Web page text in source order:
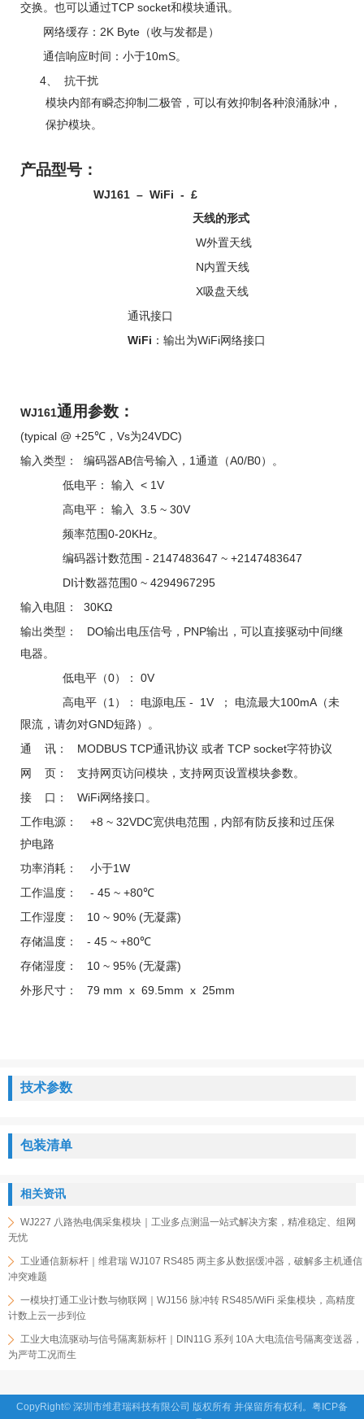
交换。也可以通过TCP socket和模块通讯。
网络缓存： 2K Byte （收与发都是）
通信响应时间：小于10mS。
4、
抗干扰
模块内部有瞬态抑制二极管，可以有效抑制各种浪涌脉冲，
保护模块。
产品型号：
WJ161 – WiFi - £
天线的形式
W外置天线
N内置天线
X吸盘天线
通讯接口
WiFi ： 输出为WiFi网络接口
WJ161通用参数：
(typical @ +25℃ ， Vs为24VDC)
输入类型： 编码器AB信号输入， 1 通道（A0/B0）。
低电平：
输入 < 1V
高电平： 输入 3.5 ~ 30V
频率范围 0-20KHz。
编码器计数范围 - 2147483647 ~ +2147483647
DI计数器范围 0 ~ 4294967295
输入电阻： 30KΩ
输出类型： DO输出电压信号， PNP输出，可以直接驱动中间继
电器。
低电平（0）： 0V
高电平（ 1 ）： 电源电压 - 1V ； 电流最大100mA（未
限流，请勿对GND短路）。
通
讯： MODBUS TCP通讯协议 或者 TCP socket字符协议
网
页：
支持网页访问模块，支持网页设置模块参数。
接
口： WiFi网络接口。
工作电源：
+8 ~ 32VDC宽供电范围，内部有防反接和过压保
护电路
功率消耗：
小于1W
工作温度： - 45 ~ +80℃
工作湿度： 10 ~ 90% (无凝露)
存储温度： - 45 ~ +80℃
存储湿度： 10 ~ 95% (无凝露)
外形尺寸： 79 mm x 69.5mm x 25mm
技术参数
包装清单
相关资讯
WJ227 八路热电偶采集模块｜工业多点测温一站式解决方案，精准稳定、组网
无忧
工业通信新标杆｜维君瑞 WJ107 RS485 两主多从数据缓冲器，破解多主机通信
冲突难题
一模块打通工业计数与物联网｜WJ156 脉冲转 RS485/WiFi 采集模块，高精度
计数上云一步到位
工业大电流驱动与信号隔离新标杆｜DIN11G 系列 10A 大电流信号隔离变送器，
为严苛工况而生
CopyRight© 深圳市维君瑞科技有限公司 版权所有 并保留所有权利。 粤ICP备